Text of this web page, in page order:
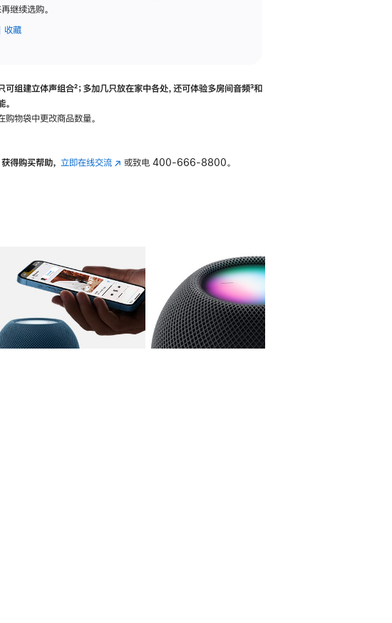
继续选购。
收藏
可组建立体声组合脚
²；多加几只放在家中各处，还可体验多‍房‍间音频脚
³和
购物袋中更改商品数量。
获得购买帮助， 立即在线交流(在 或致电 400-666-8800。
图库 图像 4 图库 图像 5